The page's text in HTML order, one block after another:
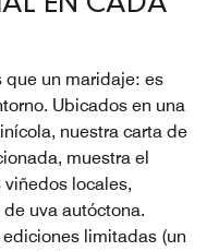
que un maridaje: es
Ubicados en una
nuestra carta de
muestra el
locales,
uva autóctona.
limitadas (un